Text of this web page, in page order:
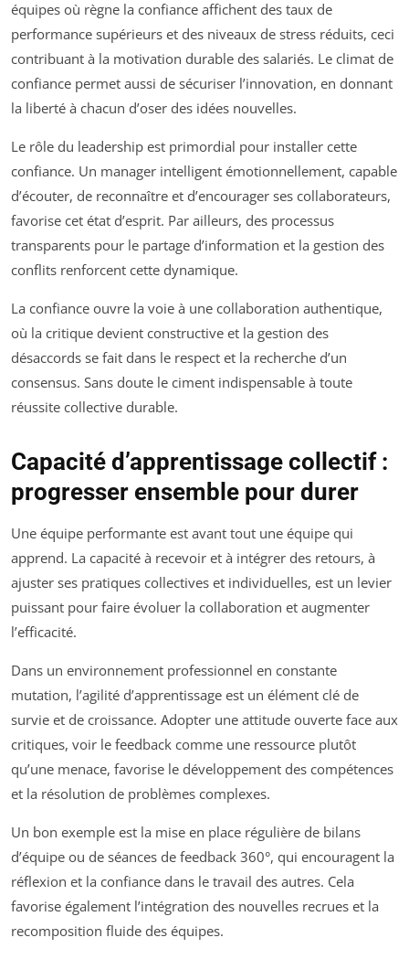
équipes où règne la confiance affichent des taux de
performance supérieurs et des niveaux de stress réduits, ceci
contribuant à la motivation durable des salariés. Le climat de
confiance permet aussi de sécuriser l’innovation, en donnant
la liberté à chacun d’oser des idées nouvelles.
Le rôle du leadership est primordial pour installer cette
confiance. Un manager intelligent émotionnellement, capable
d’écouter, de reconnaître et d’encourager ses collaborateurs,
favorise cet état d’esprit. Par ailleurs, des processus
transparents pour le partage d’information et la gestion des
conflits renforcent cette dynamique.
La confiance ouvre la voie à une collaboration authentique,
où la critique devient constructive et la gestion des
désaccords se fait dans le respect et la recherche d’un
consensus. Sans doute le ciment indispensable à toute
réussite collective durable.
Capacité d’apprentissage collectif :
progresser ensemble pour durer
Une équipe performante est avant tout une équipe qui
apprend. La capacité à recevoir et à intégrer des retours, à
ajuster ses pratiques collectives et individuelles, est un levier
puissant pour faire évoluer la collaboration et augmenter
l’efficacité.
Dans un environnement professionnel en constante
mutation, l’agilité d’apprentissage est un élément clé de
survie et de croissance. Adopter une attitude ouverte face aux
critiques, voir le feedback comme une ressource plutôt
qu’une menace, favorise le développement des compétences
et la résolution de problèmes complexes.
Un bon exemple est la mise en place régulière de bilans
d’équipe ou de séances de feedback 360°, qui encouragent la
réflexion et la confiance dans le travail des autres. Cela
favorise également l’intégration des nouvelles recrues et la
recomposition fluide des équipes.